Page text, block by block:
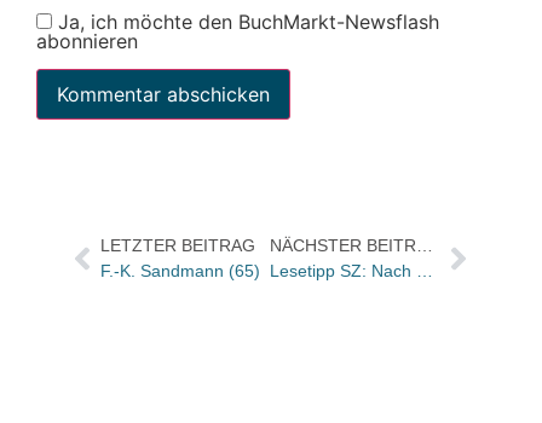
Ja, ich möchte den BuchMarkt-Newsflash
abonnieren
LETZTER BEITRAG
F.-K. Sandmann (65)
NÄCHSTER BEITRAG
Lesetipp SZ: Nach Pearson-Deal will Thomas Rabe weiter investieren